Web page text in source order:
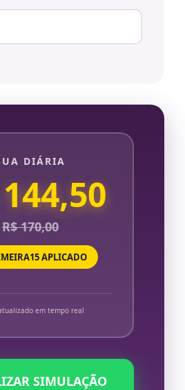
DIÁRIA
R$ 170,00
APLICADO
em tempo real
SIMULAÇÃO